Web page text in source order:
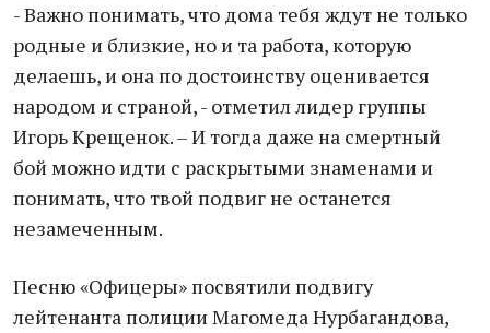
- Важно понимать, что дома тебя ждут не только
родные и близкие, но и та работа, которую
делаешь, и она по достоинству оценивается
народом и страной, - отметил лидер группы
Игорь Крещенок. – И тогда даже на смертный
бой можно идти с раскрытыми знаменами и
понимать, что твой подвиг не останется
незамеченным.
Песню «Офицеры» посвятили подвигу
лейтенанта полиции Магомеда Нурбагандова,